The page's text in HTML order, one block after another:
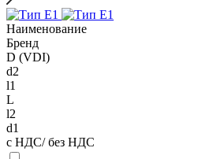
Наименование
Бренд
D (VDI)
d2
l1
L
l2
d1
с НДС/ без НДС